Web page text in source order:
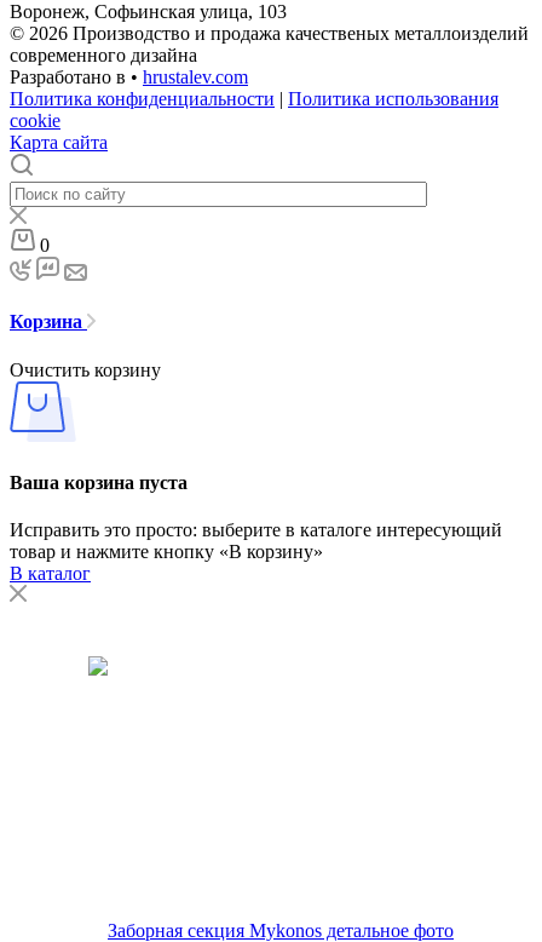
Воронеж, Софьинская улица, 103
© 2026 Производство и продажа качественых металлоизделий
современного дизайна
Разработано в • hrustalev.com
Политика конфиденциальности | Политика использования
cookie
Карта сайта
0
Корзина
Очистить корзину
Ваша корзина пуста
Исправить это просто: выберите в каталоге интересующий
товар и нажмите кнопку «В корзину»
В каталог